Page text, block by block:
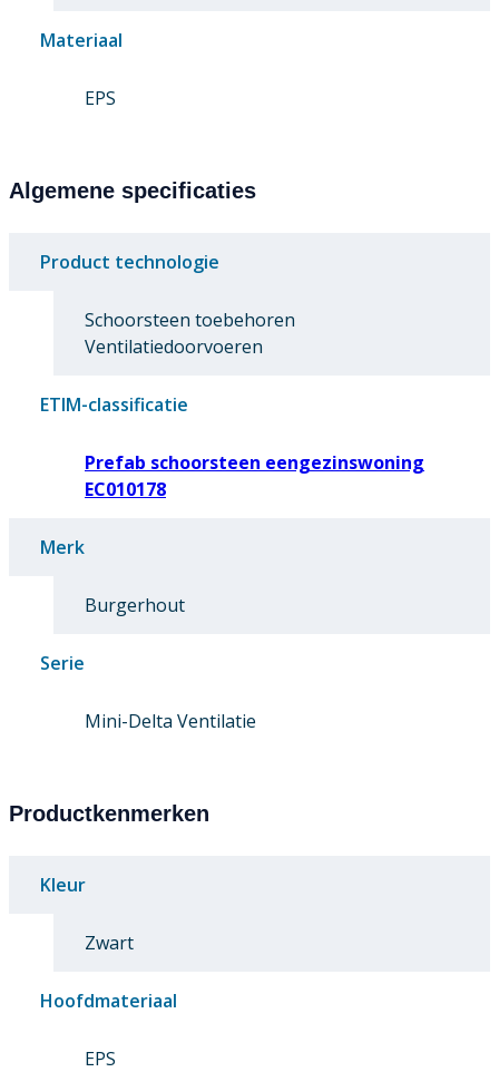
Materiaal
EPS
Algemene specificaties
Product technologie
Schoorsteen toebehoren
Ventilatiedoorvoeren
ETIM-classificatie
Prefab schoorsteen eengezinswoning
EC010178
Merk
Burgerhout
Serie
Mini-Delta Ventilatie
Productkenmerken
Kleur
Zwart
Hoofdmateriaal
EPS